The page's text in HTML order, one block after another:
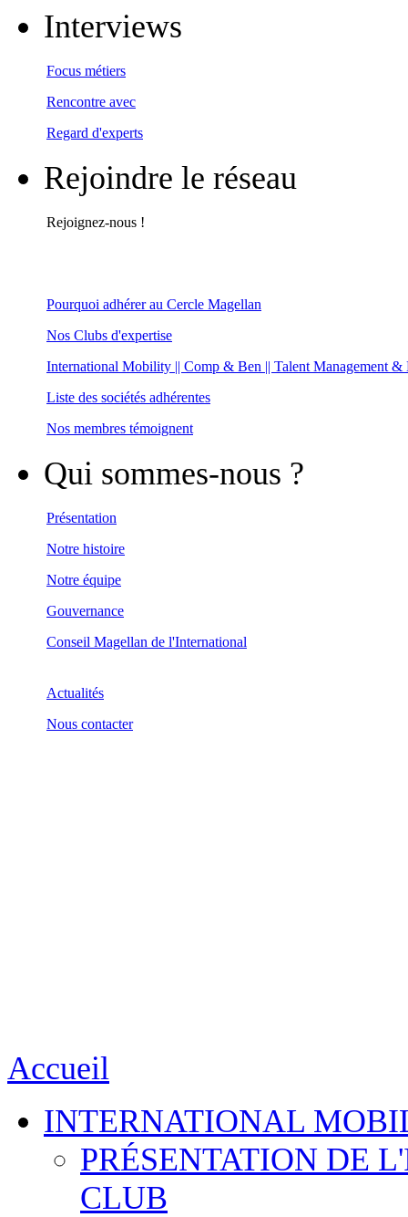
Interviews
Focus métiers
Rencontre avec
Regard d'experts
Rejoindre le réseau
Rejoignez-nous !
Pourquoi adhérer au Cercle Magellan
Nos Clubs d'expertise
International Mobility || Comp & Ben || Talent Management &
Liste des sociétés adhérentes
Nos membres témoignent
Qui sommes-nous ?
Présentation
Notre histoire
Notre équipe
Gouvernance
Conseil Magellan de l'International
Actualités
Nous contacter
Accueil
INTERNATIONAL
PRÉSENTATION DE
CLUB